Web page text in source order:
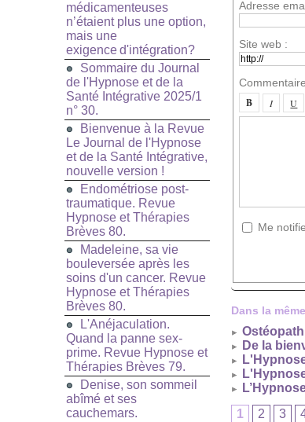
médicamenteuses
n’étaient plus une option,
mais une
exigence d'intégration?
Sommaire du Journal
de l'Hypnose et de la
Santé Intégrative 2025/1
n° 30.
Bienvenue à la Revue
Le Journal de l'Hypnose
et de la Santé Intégrative,
nouvelle version !
Endométriose post-
traumatique. Revue
Hypnose et Thérapies
Brèves 80.
Madeleine, sa vie
bouleversée après les
soins d'un cancer. Revue
Hypnose et Thérapies
Brèves 80.
L'Anéjaculation.
Quand la panne sex-
prime. Revue Hypnose et
Thérapies Brèves 79.
Denise, son sommeil
abîmé et ses
cauchemars.
Adresse
Site web :
Me
Dans la
De la
1
2 3